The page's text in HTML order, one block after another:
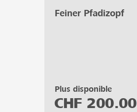
Feiner Pfadizopf
Plus disponible
CHF 200.00